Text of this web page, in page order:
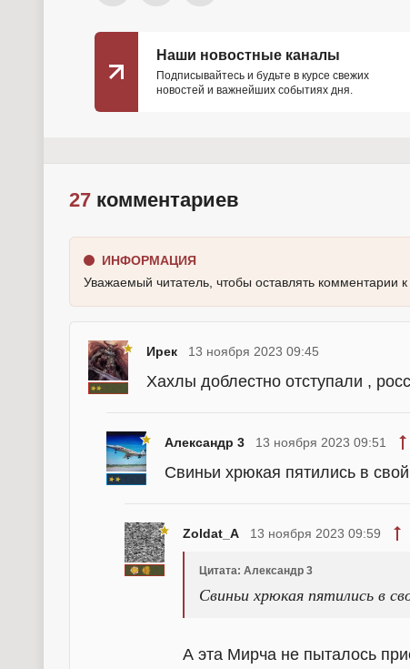
Наши новостные каналы
Подписывайтесь и будьте в курсе свежих
новостей и важнейших событиях дня.
27 комментариев
ИНФОРМАЦИЯ
Уважаемый читатель, чтобы оставлять комментарии
Ирек 13 ноября 2023 09:45
Хахлы доблестно отступали ,
Александр 3 13 ноября 2023 09:51
Свиньи хрюкая пятились в
Zoldat_A 13 ноября 2023 09:59
Цитата: Александр 3
Свиньи хрюкая пятились в
А эта Мирча не пыталось